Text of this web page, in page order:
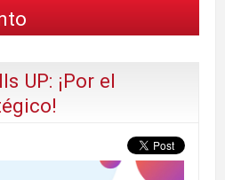
UP: ¡Por el